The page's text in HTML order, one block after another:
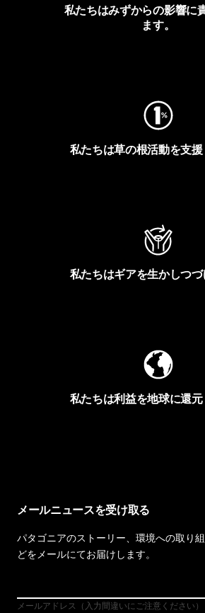
私たちはみずからの影響に
ます。
私たちは草の根活動を支援
私たちはギアを生かしつづ
私たちは利益を地球に還元
メールニュースを受け取る
パタゴニアのストーリー、環境への取り
どをメールにてお届けします。
メールアドレス（入力間違いにご注意ください）